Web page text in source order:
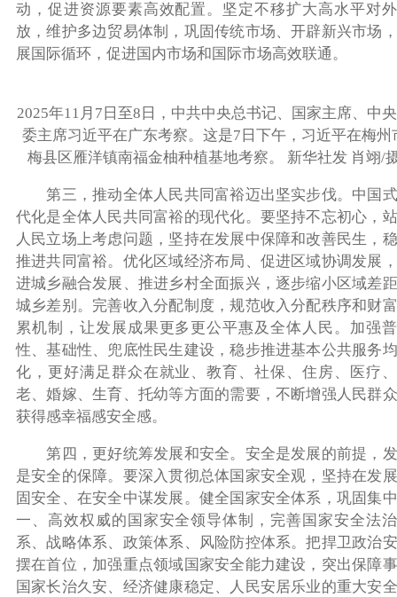
动，促进资源要素高效配置。坚定不移扩大高水平对
放，维护多边贸易体制，巩固传统市场、开辟新兴市场
展国际循环，促进国内市场和国际市场高效联通。
2025年11月7日至8日，中共中央总书记、国家主席、中
委主席习近平在广东考察。这是7日下午，习近平在梅州
梅县区雁洋镇南福金柚种植基地考察。 新华社发 肖翊/
第三，推动全体人民共同富裕迈出坚实步伐。中国
代化是全体人民共同富裕的现代化。要坚持不忘初心，
人民立场上考虑问题，坚持在发展中保障和改善民生，
推进共同富裕。优化区域经济布局、促进区域协调发展
进城乡融合发展、推进乡村全面振兴，逐步缩小区域差
城乡差别。完善收入分配制度，规范收入分配秩序和财
累机制，让发展成果更多更公平惠及全体人民。加强
性、基础性、兜底性民生建设，稳步推进基本公共服务
化，更好满足群众在就业、教育、社保、住房、医疗
老、婚嫁、生育、托幼等方面的需要，不断增强人民群
获得感幸福感安全感。
第四，更好统筹发展和安全。安全是发展的前提，
是安全的保障。要深入贯彻总体国家安全观，坚持在发
固安全、在安全中谋发展。健全国家安全体系，巩固集
一、高效权威的国家安全领导体制，完善国家安全法
系、战略体系、政策体系、风险防控体系。把捍卫政治
摆在首位，加强重点领域国家安全能力建设，突出保障
国家长治久安、经济健康稳定、人民安居乐业的重大安